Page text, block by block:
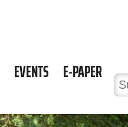
EVENTS E-PAPER